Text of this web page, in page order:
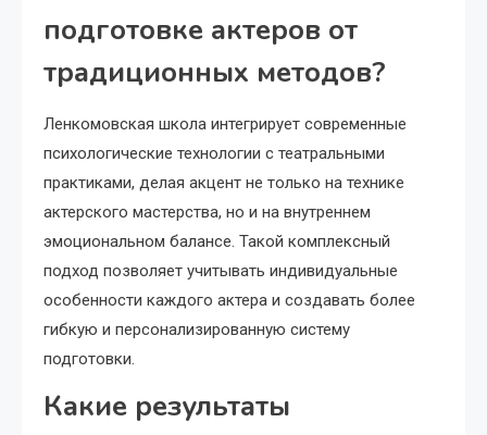
подготовке актеров от
традиционных методов?
Ленкомовская школа интегрирует современные
психологические технологии с театральными
практиками, делая акцент не только на технике
актерского мастерства, но и на внутреннем
эмоциональном балансе. Такой комплексный
подход позволяет учитывать индивидуальные
особенности каждого актера и создавать более
гибкую и персонализированную систему
подготовки.
Какие результаты